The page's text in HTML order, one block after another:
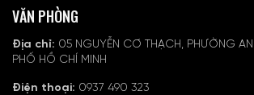
VĂN PHÒNG
Địa chỉ: 05 NGUYỄN CƠ THẠCH, PHƯỜNG AN
PHỐ HỒ CHÍ MINH
Điện thoại: 0937 490 323